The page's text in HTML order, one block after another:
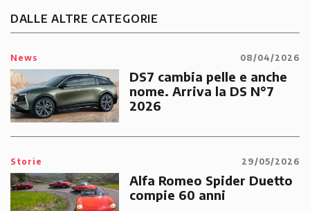
DALLE ALTRE CATEGORIE
News 08/04/2026
DS7 cambia pelle e anche
nome. Arriva la DS N°7
2026
Storie 29/05/2026
Alfa Romeo Spider Duetto
compie 60 anni